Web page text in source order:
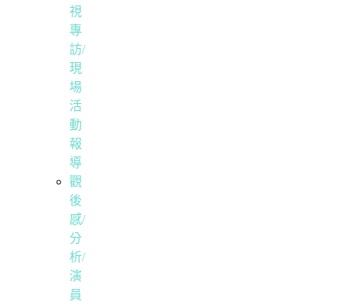
視
專
訪/
現
場
活
動
報
導
觀
後
感/
分
析/
演
員